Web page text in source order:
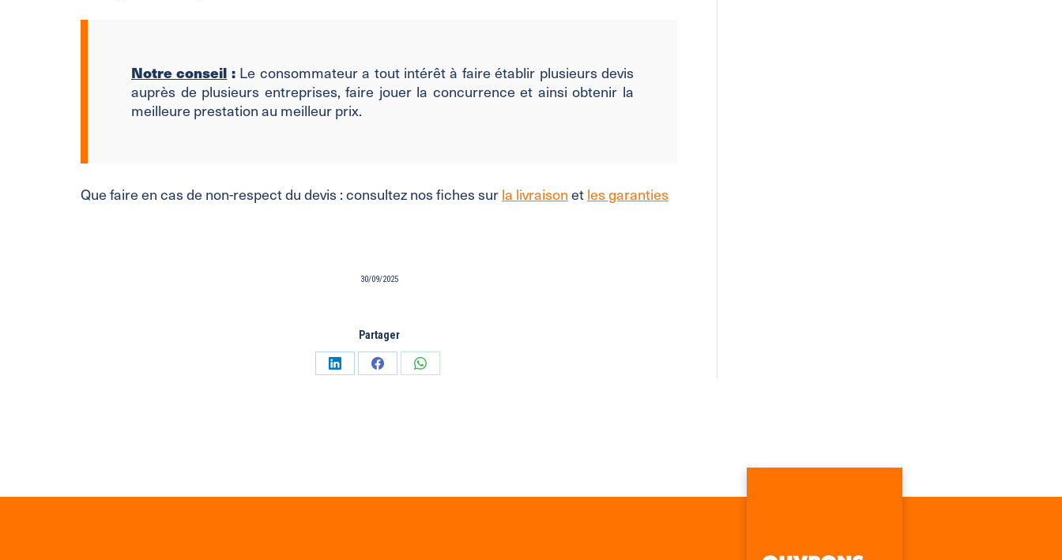
Notre conseil : Le consommateur a tout intérêt à faire établir plusieurs devis
auprès de plusieurs entreprises, faire jouer la concurrence et ainsi obtenir la
meilleure prestation au meilleur prix.
Que faire en cas de non-respect du devis : consultez nos fiches surla livraisonetles garanties
30/09/2025
Partager
PartagerPartagerPartager